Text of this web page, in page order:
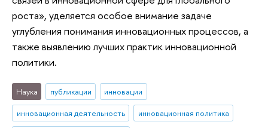
роста», уделяется особое внимание задаче
углубления понимания инновационных процессов, а
также выявлению лучших практик инновационной
политики.
Наука публикации
инновации
инновационная деятельность
инновационная политика